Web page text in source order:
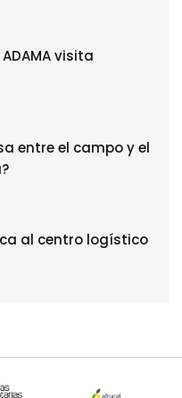
visita
entre el campo y el
al centro logístico